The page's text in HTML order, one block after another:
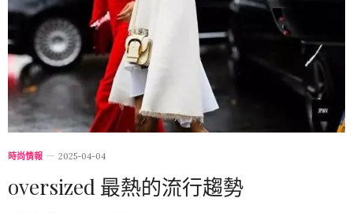
時尚情報 2025-04-04
oversized 最熱的流行趨勢